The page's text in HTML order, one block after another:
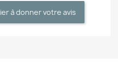
à donner votre avis